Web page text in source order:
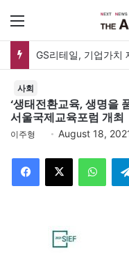
사회
‘생태전환교육, 생명을
서울국제교육포럼 개최
이주형 August 18,